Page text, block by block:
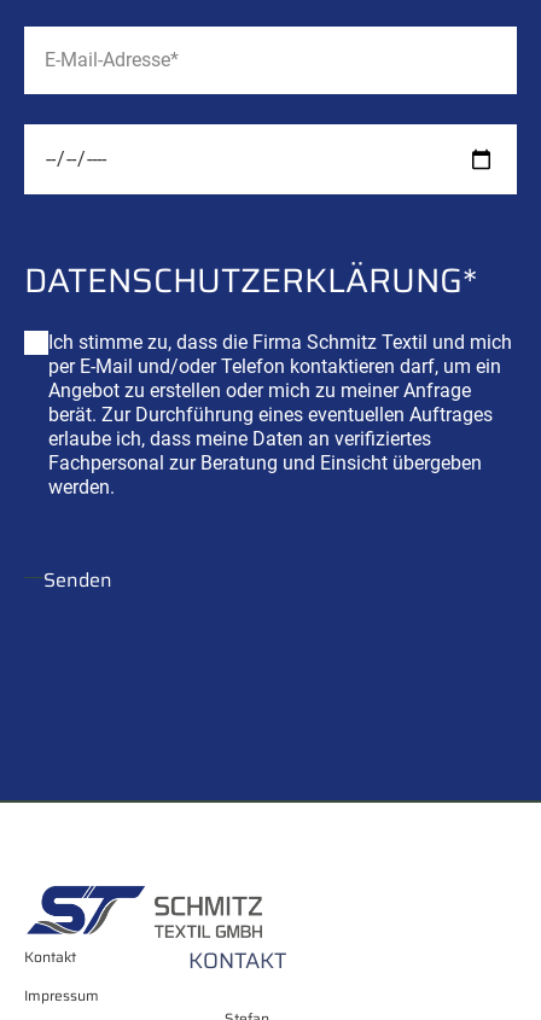
DATENSCHUTZ­ERKLÄRUNG*
Ich stimme zu, dass die Firma Schmitz Textil und mich
per E-Mail und/oder Telefon kontaktieren darf, um ein
Angebot zu erstellen oder mich zu meiner Anfrage
berät. Zur Durchführung eines eventuellen Auftrages
erlaube ich, dass meine Daten an verifiziertes
Fachpersonal zur Beratung und Einsicht übergeben
werden.
Senden
Kontakt
Impressum
KONTAKT